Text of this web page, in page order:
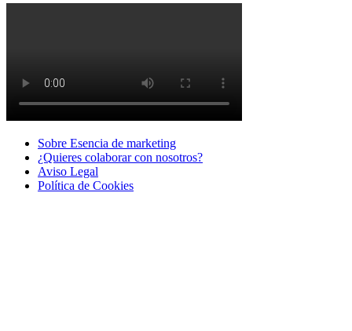
Sobre Esencia de marketing
¿Quieres colaborar con nosotros?
Aviso Legal
Polí­tica de Cookies